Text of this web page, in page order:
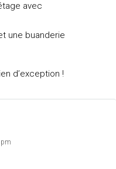
avec
une buanderie
d’exception !